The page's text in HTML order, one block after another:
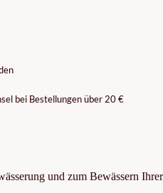
bei Bestellungen über 20 €
und zum Bewässern